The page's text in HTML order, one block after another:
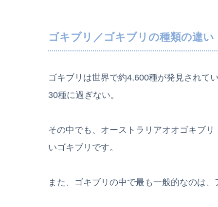
ゴキブリ／ゴキブリの種類の違い
ゴキブリは世界で約4,600種が発見されて
30種に過ぎない。
その中でも、オーストラリアオオゴキブ
いゴキブリです。
また、ゴキブリの中で最も一般的なのは